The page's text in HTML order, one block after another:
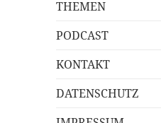
THEMEN
PODCAST
KONTAKT
DATENSCHUTZ